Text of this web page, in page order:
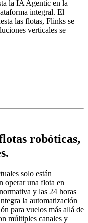
la IA Agentic en la
integral. El
las flotas, Flinks se
verticales se
robóticas,
solo están
operar una flota en
y las 24 horas
la automatización
para vuelos más allá de
múltiples canales y